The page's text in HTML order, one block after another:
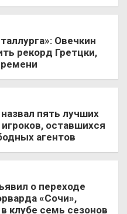
Овечкин
рекорд Гретцки,
пять лучших
оставшихся
агентов
о переходе
«Сочи»,
клубе семь сезонов